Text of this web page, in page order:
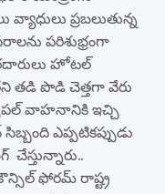
ప్రబలుతున్న
పరిశుభ్రంగా
హోటల్
తడి పొడి చెత్తగా వేరు
వాహనానికి ఇచ్చి
ఎప్పటికప్పుడు
ఫోరమ్ రాష్ట్ర